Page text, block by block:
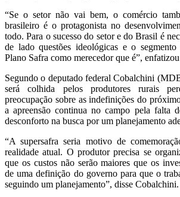
“Se o setor não vai bem, o comércio
brasileiro é o protagonista no
todo. Para o sucesso do setor e do Brasil é
de lado questões ideológicas e o
Plano Safra como merecedor que é”,
Segundo o deputado federal Cobalchini
será colhida pelos produtores rurais
preocupação sobre as indefinições do
a apreensão continua no campo pela falta
desconforto na busca por um planejamento
“A supersafra seria motivo de
realidade atual. O produtor precisa se
que os custos não serão maiores que os
de uma definição do governo para que o
seguindo um planejamento”, disse Cobalchini.